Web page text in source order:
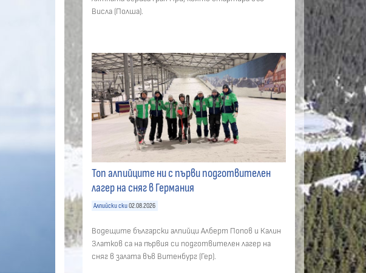
Висла (Полша).
Топ алпийците ни с първи подготвителен
лагер на сняг в Германия
Алпийски ски 02.08.2026
Водещите български алпийци Алберт Попов и Калин
Златков са на първия си подготвителен лагер на
сняг в залата във Витенбург (Гер).